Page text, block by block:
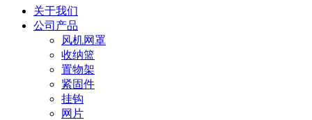
关于我们
公司产品
风机网罩
收纳篮
置物架
紧固件
挂钩
网片